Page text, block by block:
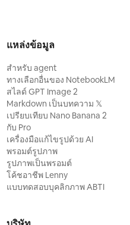
แหล่งข้อมูล
สำหรับ agent
ทางเลือกอื่นของ NotebookLM
สไลด์ GPT Image 2
Markdown เป็นบทความ 𝕏
เปรียบเทียบ Nano Banana 2
กับ Pro
เครื่องมือแก้ไขรูปด้วย AI
พรอมต์รูปภาพ
รูปภาพเป็นพรอมต์
โค้ชอาชีพ Lenny
แบบทดสอบบุคลิกภาพ ABTI